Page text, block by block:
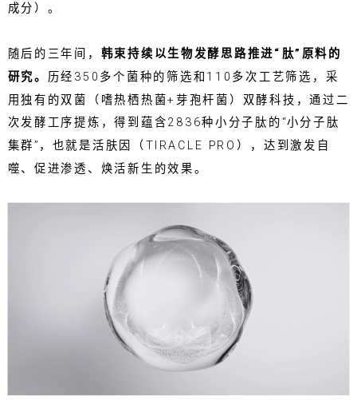
成分）。
随后的三年间， 韩束持续以生物发酵思路推进“肽”原料的
研究。 历经350多个菌种的筛选和110多次工艺筛选，采
用独有的双菌（嗜热栖热菌+芽孢杆菌）双酵科技，通过二
次发酵工序提炼，得到蕴含2836种小分子肽的“小分子肽
集群”，也就是活肤因（TIRACLE PRO），达到激发自
噬、促进渗透、焕活新生的效果。